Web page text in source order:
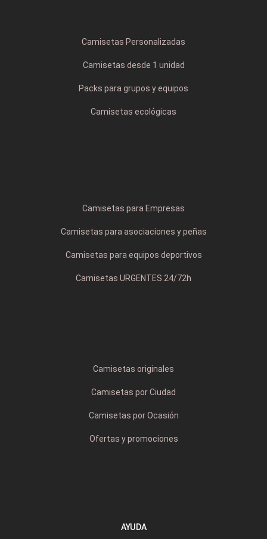
Camisetas Personalizadas
Camisetas desde 1 unidad
Packs para grupos y equipos
Camisetas ecológicas
Camisetas para Empresas
Camisetas para asociaciones y peñas
Camisetas para equipos deportivos
Camisetas URGENTES 24/72h
Camisetas originales
Camisetas por Ciudad
Camisetas por Ocasión
Ofertas y promociones
AYUDA